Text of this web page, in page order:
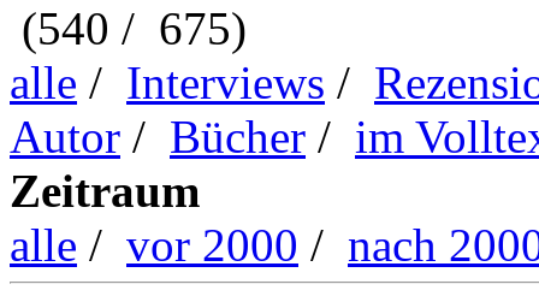
(540 / 675)
alle / Interviews /
Autor / Bücher / im
Zeitraum
alle / vor 2000 / nach